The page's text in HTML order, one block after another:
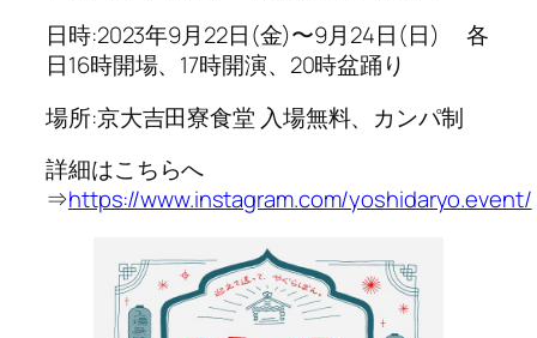
日時:2023年9月22日(金)〜9月24日(日) 各
日16時開場、17時開演、20時盆踊り
場所:京大吉田寮食堂 入場無料、カンパ制
詳細はこちらへ
⇒https://www.instagram.com/yoshidaryo.event/